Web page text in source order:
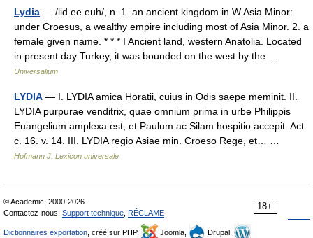
Lydia — /lid ee euh/, n. 1. an ancient kingdom in W Asia Minor:
under Croesus, a wealthy empire including most of Asia Minor. 2. a
female given name. * * * I Ancient land, western Anatolia. Located
in present day Turkey, it was bounded on the west by the …
Universalium
LYDIA — I. LYDIA amica Horatii, cuius in Odis saepe meminit. II.
LYDIA purpurae venditrix, quae omnium prima in urbe Philippis
Euangelium amplexa est, et Paulum ac Silam hospitio accepit. Act.
c. 16. v. 14. III. LYDIA regio Asiae min. Croeso Rege, et… …
Hofmann J. Lexicon universale
18+
© Academic, 2000-2026
Contactez-nous: Support technique RÉCLAME
Dictionnaires exportation , créé sur PHP, Joomla, Drupal,